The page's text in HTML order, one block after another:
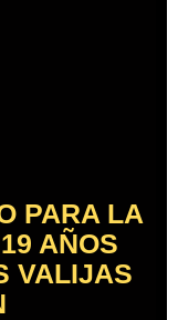
PARA LA
AÑOS
VALIJAS